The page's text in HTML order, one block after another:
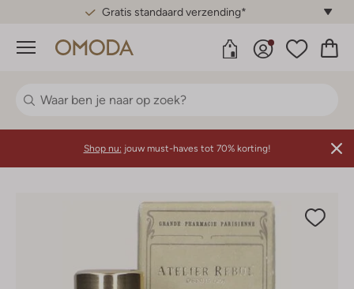
Gratis standaard verzending*
Menu
Shop nu: jouw must-haves tot 70% korting!